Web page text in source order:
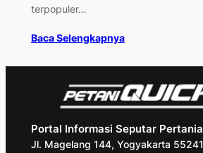
terpopuler…
Baca Selengkapnya
Portal Informasi Seputar
Jl. Magelang 144, Yogyakarta